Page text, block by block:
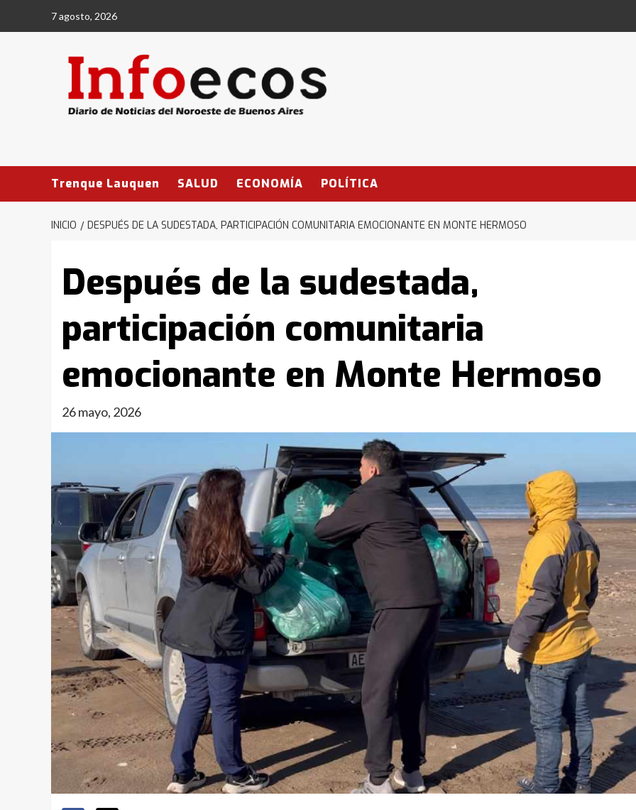
7 agosto, 2026
Trenque Lauquen SALUD ECONOMÍA POLÍTICA
INICIO DESPUÉS DE LA SUDESTADA, PARTICIPACIÓN COMUNITARIA EMOCIONANTE EN MONTE HERMOSO
Después de la sudestada,
participación comunitaria
emocionante en Monte Hermoso
26 mayo, 2026